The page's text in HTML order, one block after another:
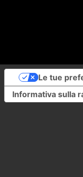
Informativa sulla
Le tue